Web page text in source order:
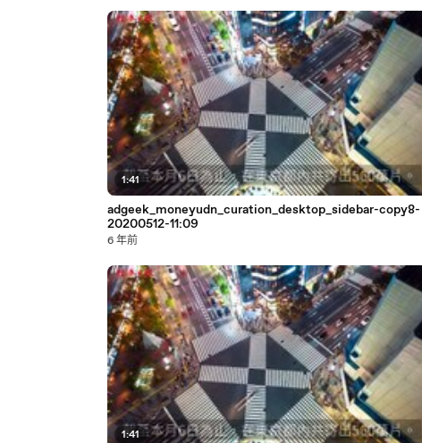
1:41
adgeek_moneyudn_curation_desktop_sidebar-copy8-
20200512-11:09
6 年前
1:41